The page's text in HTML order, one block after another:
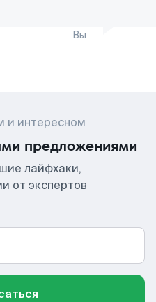
Вы
и интересном
предложениями
лайфхаки,
от экспертов